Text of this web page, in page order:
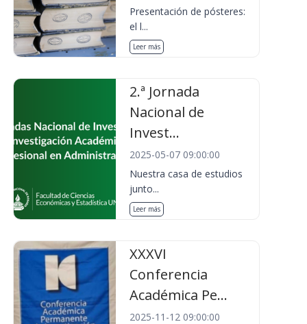
Presentación de pósteres:
el l...
Leer más
2.ª Jornada
Nacional de
Invest...
2025-05-07 09:00:00
Nuestra casa de estudios
junto...
Leer más
XXXVI
Conferencia
Académica Pe...
2025-11-12 09:00:00